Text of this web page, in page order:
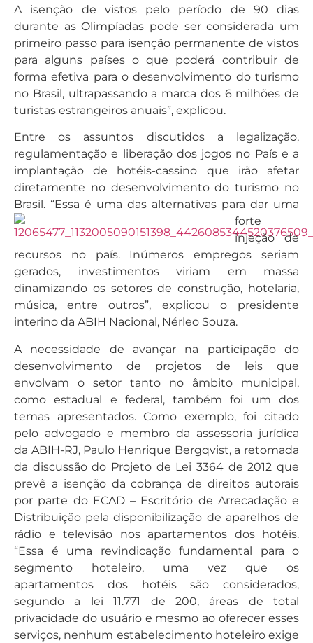
A isenção de vistos pelo período de 90 dias
durante as Olimpíadas pode ser considerada um
primeiro passo para isenção permanente de vistos
para alguns países o que poderá contribuir de
forma efetiva para o desenvolvimento do turismo
no Brasil, ultrapassando a marca dos 6 milhões de
turistas estrangeiros anuais”, explicou.
Entre os assuntos discutidos a legalização,
regulamentação e liberação dos jogos no País e a
implantação de hotéis-cassino que irão afetar
diretamente no desenvolvimento do turismo no
Brasil. “Essa é uma das alternativas para dar uma
forte
injeção de
recursos no país. Inúmeros empregos seriam
gerados, investimentos viriam em massa
dinamizando os setores de construção, hotelaria,
música, entre outros”, explicou o presidente
interino da ABIH Nacional, Nérleo Souza.
A necessidade de avançar na participação do
desenvolvimento de projetos de leis que
envolvam o setor tanto no âmbito municipal,
como estadual e federal, também foi um dos
temas apresentados. Como exemplo, foi citado
pelo advogado e membro da assessoria jurídica
da ABIH-RJ, Paulo Henrique Bergqvist, a retomada
da discussão do Projeto de Lei 3364 de 2012 que
prevê a isenção da cobrança de direitos autorais
por parte do ECAD – Escritório de Arrecadação e
Distribuição pela disponibilização de aparelhos de
rádio e televisão nos apartamentos dos hotéis.
“Essa é uma revindicação fundamental para o
segmento hoteleiro, uma vez que os
apartamentos dos hotéis são considerados,
segundo a lei 11.771 de 200, áreas de total
privacidade do usuário e mesmo ao oferecer esses
serviços, nenhum estabelecimento hoteleiro exige